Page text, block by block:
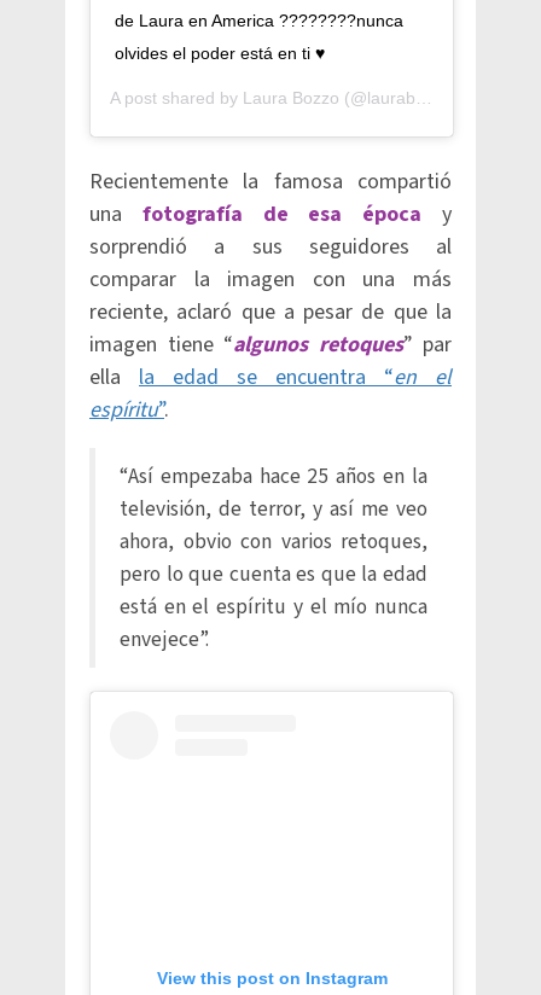
de Laura en America ????????nunca
olvides el poder está en ti ♥️
A post shared by Laura Bozzo (@laurabozzo_of) on
Recientemente la famosa compartió
una fotografía de esa época y
sorprendió a sus seguidores al
comparar la imagen con una más
reciente, aclaró que a pesar de que la
imagen tiene “algunos retoques” par
ella la edad se encuentra “en el
espíritu”.
“Así empezaba hace 25 años en la
televisión, de terror, y así me veo
ahora, obvio con varios retoques,
pero lo que cuenta es que la edad
está en el espíritu y el mío nunca
envejece”.
View this post on Instagram